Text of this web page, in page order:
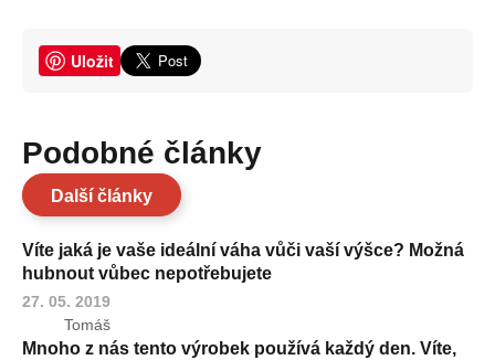
Uložit
Podobné články
Další články
Víte jaká je vaše ideální váha vůči vaší výšce? Možná
hubnout vůbec nepotřebujete
27. 05. 2019
Tomáš
Mnoho z nás tento výrobek používá každý den. Víte,